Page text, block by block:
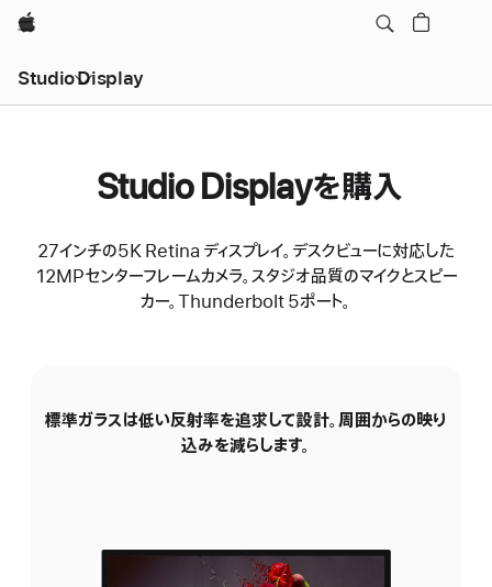
Apple
Studio Display
Studio Displayを購入
27インチの5K Retina ディスプレイ。デスクビューに対応した
12MPセンターフレームカメラ。スタジオ品質のマイクとスピー
カー。Thunderbolt 5ポート。
標準ガラスは低い反射率を追求して設計。周囲からの映り
込みを減らします。